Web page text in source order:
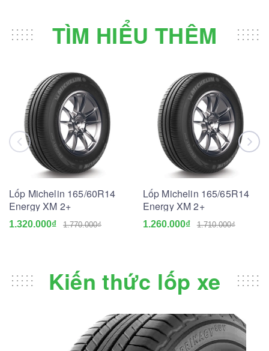
TÌM HIỂU THÊM
Lốp Michelin 165/60R14
Energy XM 2+
1.320.000₫ 1.770.000₫
Lốp Michelin 165/65R14
Energy XM 2+
1.260.000₫ 1.710.000₫
Kiến thức lốp xe